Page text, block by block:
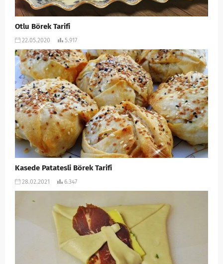
Otlu Börek Tarifi
22.05.2020 5.917
Kasede Patatesli Börek Tarifi
28.02.2021 6.347